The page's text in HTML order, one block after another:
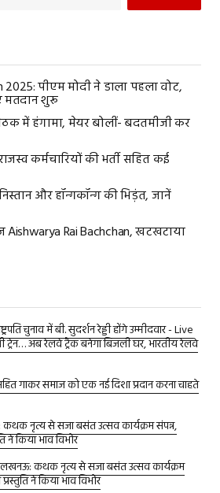
पीएम मोदी ने डाला पहला वोट,
मतदान शुरू
में हंगामा, मेयर बोलीं- बदतमीजी कर
कर्मचारियों की भर्ती सहित कई
और हॉन्गकॉन्ग की भिड़ंत, जानें
Rai Bachchan, खटखटाया
चुनाव में बी. सुदर्शन रेड्डी होंगे उम्मीदवार - Live
ट्रेन… अब रेलवे ट्रैक बनेगा बिजली घर, भारतीय रेलवे
गाकर समाज को एक नई दिशा प्रदान करना चाहते
नृत्य से सजा बसंत उत्सव कार्यक्रम संपन्न,
ने किया भाव विभोर
लखनऊ: कथक नृत्य से सजा बसंत उत्सव कार्यक्रम
प्रस्तुति ने किया भाव विभोर